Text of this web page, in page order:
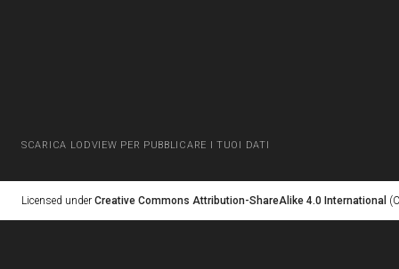
SCARICA LODVIEW PER PUBBLICARE I TUOI DATI
Licensed under Creative Commons Attribution-ShareAlike 4.0 International